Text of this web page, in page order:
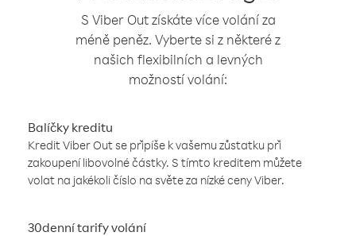
S Viber Out získáte více volání za
méně peněz. Vyberte si z některé z
našich flexibilních a levných
možností volání:
Balíčky kreditu
Kredit Viber Out se připíše k vašemu zůstatku při
zakoupení libovolné částky. S tímto kreditem můžete
volat na jakékoli číslo na světe za nízké ceny Viber.
30denní tarify volání